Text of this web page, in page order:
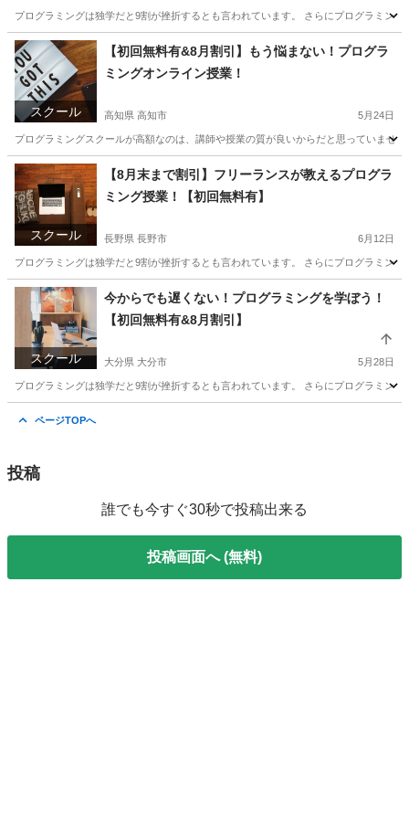
プログラミングは独学だと9割が挫折するとも言われています。 さらにプログラミン
秋田 秋田市 プログラミング 近所
スクール
【初回無料有&8月割引】もう悩まない！プログラ
ミングオンライン授業！
高知県 高知市 5月24日
プログラミングスクールが高額なのは、講師や授業の質が良いからだと思っていませ
高知 高知市 プログラミング
スクール
【8月末まで割引】フリーランスが教えるプログラ
ミング授業！【初回無料有】
長野県 長野市 6月12日
プログラミングは独学だと9割が挫折するとも言われています。 さらにプログラミン
長野 長野市 プログラミング 初心者
スクール
今からでも遅くない！プログラミングを学ぼう！
【初回無料有&8月割引】
大分県 大分市 5月28日
プログラミングは独学だと9割が挫折するとも言われています。 さらにプログラミン
ページTOPへ
投稿
誰でも今すぐ30秒で投稿出来る
投稿画面へ (無料)